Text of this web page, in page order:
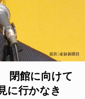
閉館に向けて
に行かなき